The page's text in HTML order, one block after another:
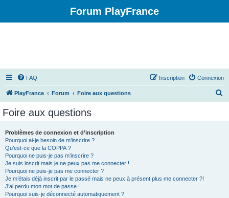
Forum PlayFrance
FAQ Connexion
Inscription
PlayFrance Forum Foire aux questions
Foire aux questions
Problèmes de connexion et d’inscription
Pourquoi ai-je besoin de m’inscrire ?
Qu’est-ce que la COPPA ?
Pourquoi ne puis-je pas m’inscrire ?
Je suis inscrit mais je ne peux pas me connecter !
Pourquoi ne puis-je pas me connecter ?
Je m’étais déjà inscrit par le passé mais ne peux à présent plus me connecter ?!
J’ai perdu mon mot de passe !
Pourquoi suis-je déconnecté automatiquement ?